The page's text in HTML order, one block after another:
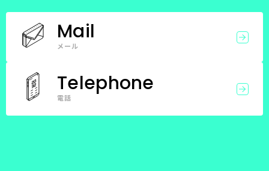
Mail
メール
Telephone
電話